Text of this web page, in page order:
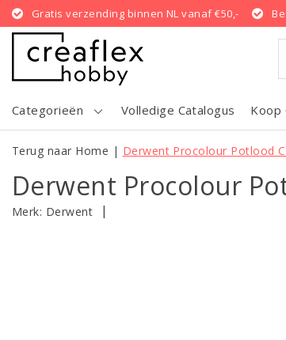
Gratis verzending binnen NL vanaf €50,-
Categorieën Volledige Catalogus Koop
Terug naar Home | Derwent Procolour Potlood
Derwent Procolour
Merk: Derwent |